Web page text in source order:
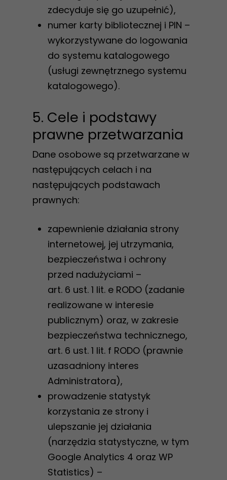
zdecyduje się go uzupełnić),
numer karty bibliotecznej i PIN –
wykorzystywane do logowania
do systemu katalogowego
(usługi zewnętrznego systemu
katalogowego).
5. Cele i podstawy
prawne przetwarzania
Dane osobowe są przetwarzane w
następujących celach i na
następujących podstawach
prawnych:
zapewnienie działania strony
internetowej, jej utrzymania,
bezpieczeństwa i ochrony
przed nadużyciami –
art. 6 ust. 1 lit. e RODO (zadanie
realizowane w interesie
publicznym) oraz, w zakresie
bezpieczeństwa technicznego,
art. 6 ust. 1 lit. f RODO (prawnie
uzasadniony interes
Administratora),
prowadzenie statystyk
korzystania ze strony i
ulepszanie jej działania
(narzędzia statystyczne, w tym
Google Analytics 4 oraz WP
Statistics) –